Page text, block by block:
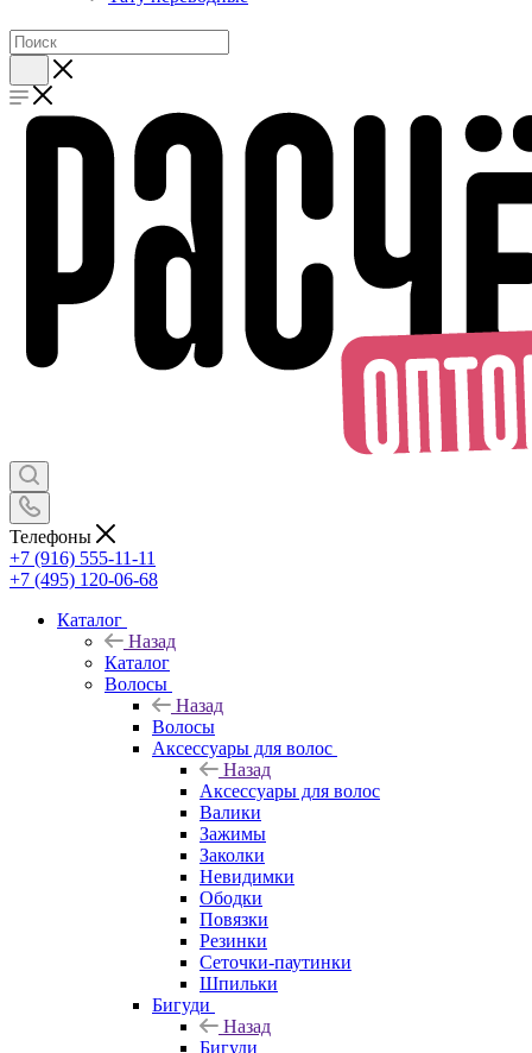
Телефоны
+7 (916) 555-11-11
+7 (495) 120-06-68
Каталог
Назад
Каталог
Волосы
Назад
Волосы
Аксессуары для волос
Назад
Аксессуары для волос
Валики
Зажимы
Заколки
Невидимки
Ободки
Повязки
Резинки
Сеточки-паутинки
Шпильки
Бигуди
Назад
Бигуди